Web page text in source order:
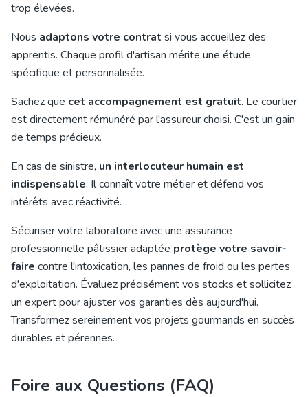
trop élevées.
Nous adaptons votre contrat si vous accueillez des
apprentis. Chaque profil d'artisan mérite une étude
spécifique et personnalisée.
Sachez que cet accompagnement est gratuit. Le courtier
est directement rémunéré par l'assureur choisi. C'est un gain
de temps précieux.
En cas de sinistre, un interlocuteur humain est
indispensable. Il connaît votre métier et défend vos
intérêts avec réactivité.
Sécuriser votre laboratoire avec une assurance
professionnelle pâtissier adaptée protège votre savoir-
faire contre l'intoxication, les pannes de froid ou les pertes
d'exploitation. Évaluez précisément vos stocks et sollicitez
un expert pour ajuster vos garanties dès aujourd'hui.
Transformez sereinement vos projets gourmands en succès
durables et pérennes.
Foire aux Questions (FAQ)